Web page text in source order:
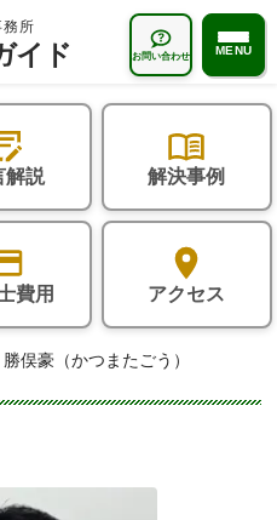
お問い合わせ MENU
解説 解決事例
費用 アクセス
勝俣豪（かつまたごう）